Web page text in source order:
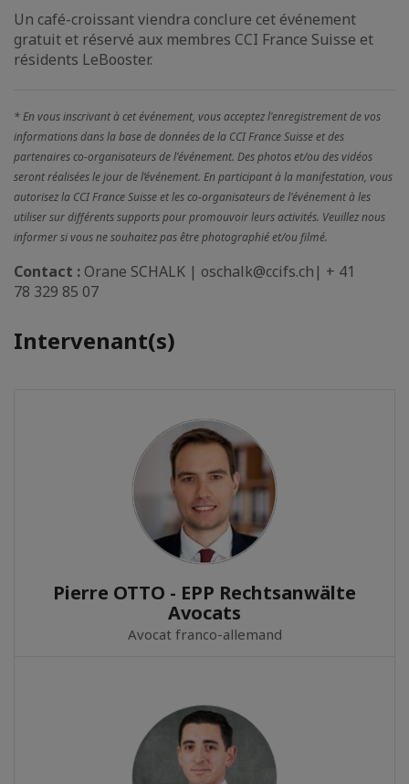
Un café-croissant viendra conclure cet événement
gratuit et réservé aux membres CCI France Suisse et
résidents LeBooster.
* En vous inscrivant à cet événement, vous acceptez l'enregistrement de vos
informations dans la base de données de la CCI France Suisse et des
partenaires co-organisateurs de l'événement. Des photos et/ou des vidéos
seront réalisées le jour de l’événement. En participant à la manifestation, vous
autorisez la CCI France Suisse et les co-organisateurs de l'événement à les
utiliser sur différents supports pour promouvoir leurs activités. Veuillez nous
informer si vous ne souhaitez pas être photographié et/ou filmé.
Contact : Orane SCHALK | oschalk@ccifs.ch| + 41
78 329 85 07
Intervenant(s)
Pierre OTTO - EPP Rechtsanwälte
Avocats
Avocat franco-allemand